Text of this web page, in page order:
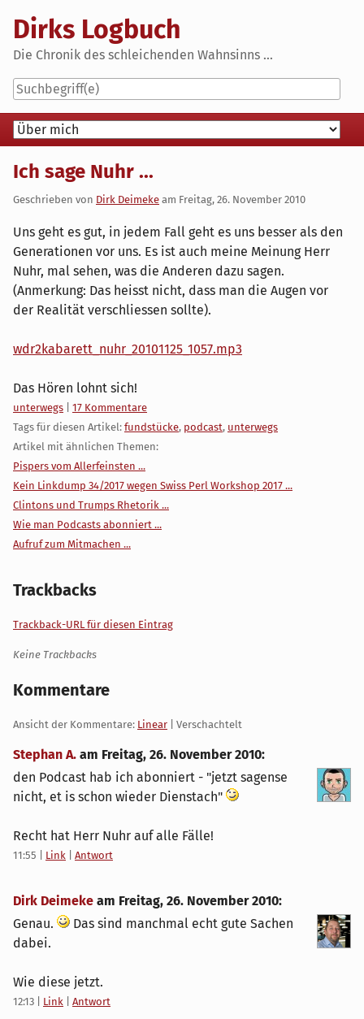
content
Dirks Logbuch
Die Chronik des schleichenden Wahnsinns ...
Navigation
Ich sage Nuhr ...
Geschrieben von Dirk Deimeke am Freitag, 26. November 2010
Uns geht es gut, in jedem Fall geht es uns besser als den
Generationen vor uns. Es ist auch meine Meinung Herr
Nuhr, mal sehen, was die Anderen dazu sagen.
(Anmerkung: Das heisst nicht, dass man die Augen vor
der Realität verschliessen sollte).
wdr2kabarett_nuhr_20101125_1057.mp3
Das Hören lohnt sich!
Kategorien:
unterwegs
17 Kommentare
Tags für diesen Artikel: fundstücke, podcast, unterwegs
Artikel mit ähnlichen Themen:
Pispers vom Allerfeinsten ...
Kein Linkdump 34/2017 wegen Swiss Perl Workshop 2017 ...
Clintons und Trumps Rhetorik ...
Wie man Podcasts abonniert ...
Aufruf zum Mitmachen ...
Trackbacks
Trackback-URL für diesen Eintrag
Keine Trackbacks
Kommentare
Ansicht der Kommentare: Linear | Verschachtelt
Stephan A. am Freitag, 26. November 2010:
den Podcast hab ich abonniert - "jetzt sagense
nicht, et is schon wieder Dienstach"
Recht hat Herr Nuhr auf alle Fälle!
11:55 Link Antwort
Dirk Deimeke am Freitag, 26. November 2010:
Genau.
Das sind manchmal echt gute Sachen
dabei.
Wie diese jetzt.
12:13 Link Antwort